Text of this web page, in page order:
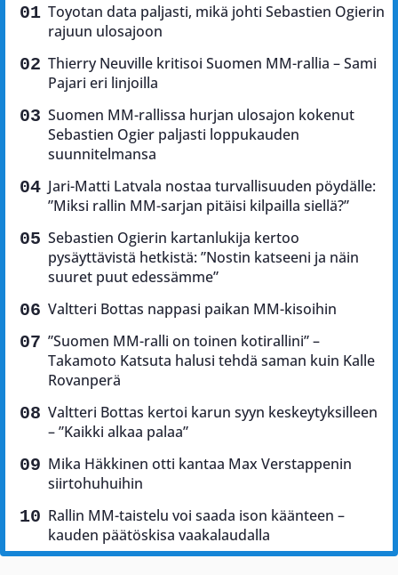
Toyotan data paljasti, mikä johti Sebastien Ogierin
rajuun ulosajoon
Thierry Neuville kritisoi Suomen MM-rallia – Sami
Pajari eri linjoilla
Suomen MM-rallissa hurjan ulosajon kokenut
Sebastien Ogier paljasti loppukauden
suunnitelmansa
Jari-Matti Latvala nostaa turvallisuuden pöydälle:
”Miksi rallin MM-sarjan pitäisi kilpailla siellä?”
Sebastien Ogierin kartanlukija kertoo
pysäyttävistä hetkistä: ”Nostin katseeni ja näin
suuret puut edessämme”
Valtteri Bottas nappasi paikan MM-kisoihin
”Suomen MM-ralli on toinen kotirallini” –
Takamoto Katsuta halusi tehdä saman kuin Kalle
Rovanperä
Valtteri Bottas kertoi karun syyn keskeytyksilleen
– ”Kaikki alkaa palaa”
Mika Häkkinen otti kantaa Max Verstappenin
siirtohuhuihin
Rallin MM-taistelu voi saada ison käänteen –
kauden päätöskisa vaakalaudalla